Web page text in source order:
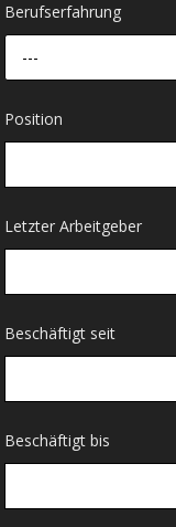
Berufserfahrung
---
Position
Letzter Arbeitgeber
Beschäftigt seit
Beschäftigt bis